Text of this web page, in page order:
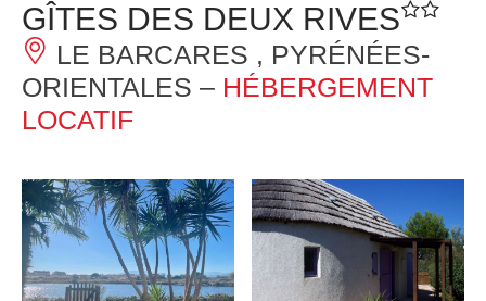
GÎTES DES DEUX RIVES
LE BARCARES , PYRÉNÉES-
ORIENTALES – HÉBERGEMENT
LOCATIF